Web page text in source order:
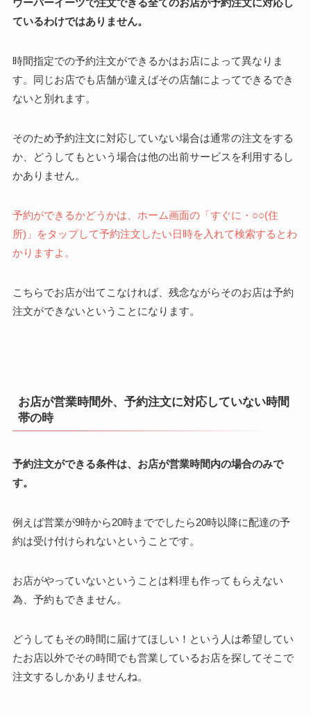
ているわけではありません。
時間指定での予約注文ができるかはお店によって異なりま
す。同じお店でも店舗が違えばその店舗によってできるでき
ないと別れます。
そのため予約注文に対応していない場合は通常の注文をする
か、どうしてもという場合は他の出前サービスを利用するし
かありません。
予約ができるかどうかは、ホーム画面の「すぐに・○○(住
所)」をタップして予約注文したい日時を入れて検索するとわ
かりますよ。
こちらでお店が出てこなければ、残念ながらそのお店は予約
注文ができないということになります。
お店が営業時間外、予約注文に対応していない時間
帯の時
予約注文ができる条件は、お店が営業時間内の場合のみで
す。
例えば営業が9時から20時まででしたら20時以降に配達の予
約は受け付けられないということです。
お店がやっていないということは料理も作ってもらえない
為、予約もできません。
どうしてもその時間に届けてほしい！という人は希望してい
たお店以外でその時間でも営業しているお店を探してそこで
注文するしかありませんね。